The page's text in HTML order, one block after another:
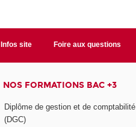
Infos site Foire aux questions
NOS FORMATIONS BAC +3
Diplôme de gestion et de comptabilité
(DGC)